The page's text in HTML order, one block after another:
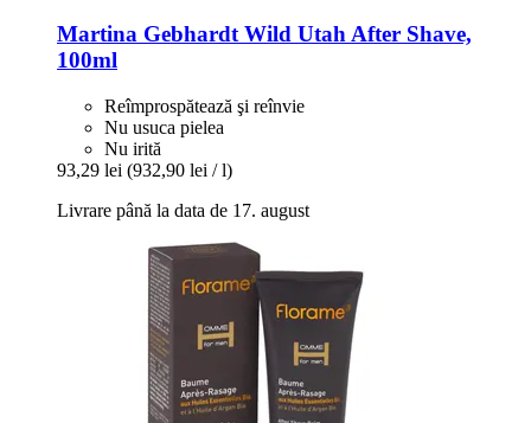
Martina Gebhardt Wild Utah After Shave,
100ml
Reîmprospătează şi reînvie
Nu usuca pielea
Nu irită
93,29 lei (932,90 lei / l)
Livrare până la data de 17. august